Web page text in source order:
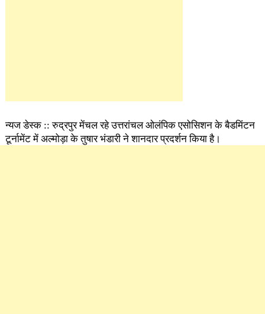
न्यज डेस्क :: रुद्रपुर मेंचल रहे उत्तरांचल ओलंपिक एसोसिशन के बैडमिंटन
टूर्नामेंट में अल्मोड़ा के तुषार भंडारी ने शानदार प्रदर्शन किया है।